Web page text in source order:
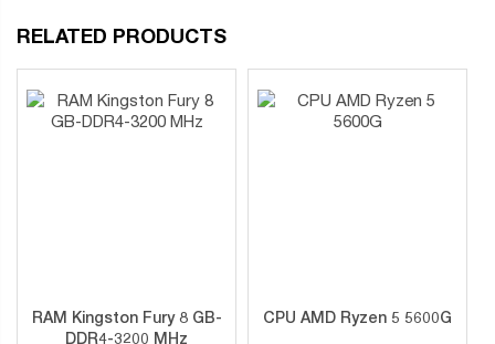
RELATED PRODUCTS
RAM Kingston Fury 8 GB-
DDR4-3200 MHz
CPU AMD Ryzen 5 5600G